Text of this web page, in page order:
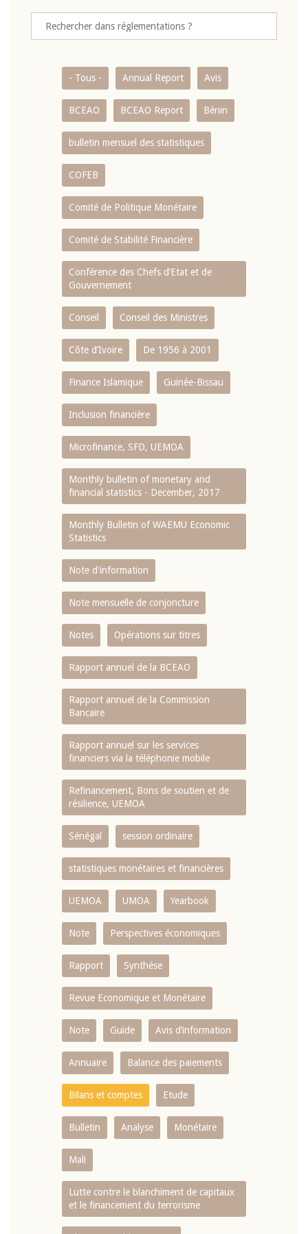
- Tous - Annual Report Avis
BCEAO BCEAO Report Bénin
bulletin mensuel des statistiques
COFEB
Comité de Politique Monétaire
Comité de Stabilité Financière
Conférence des Chefs d’Etat et de
Gouvernement
Conseil Conseil des Ministres
Côte d’Ivoire De 1956 à 2001
Finance Islamique Guinée-Bissau
Inclusion financière
Microfinance, SFD, UEMOA
Monthly bulletin of monetary and
financial statistics - December, 2017
Monthly Bulletin of WAEMU Economic
Statistics
Note d'information
Note mensuelle de conjoncture
Notes Opérations sur titres
Rapport annuel de la BCEAO
Rapport annuel de la Commission
Bancaire
Rapport annuel sur les services
financiers via la téléphonie mobile
Refinancement, Bons de soutien et de
résilience, UEMOA
Sénégal session ordinaire
statistiques monétaires et financières
UEMOA UMOA Yearbook
Note Perspectives économiques
Rapport Synthése
Revue Economique et Monétaire
Note Guide Avis d’information
Annuaire Balance des paiements
Bilans et comptes Etude
Bulletin Analyse Monétaire
Mali
Lutte contre le blanchiment de capitaux
et le financement du terrorisme